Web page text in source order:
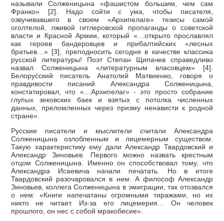
называли Солженицына «фашистом большим, чем сам
Франко» [2]. Надо сойти с ума, чтобы писателя,
озвучивавшего в своем «Архипелаге» тезисы самой
оголтелой, лживой гитлеровской пропаганды о советской
власти и Красной Армии, который «…открыто прославлял
как героев бандеровцев и прибалтийских «лесных
братьев…» [3], преподносить сегодня в качестве классика
русской литературы! Поэт Степан Щипачев справедливо
назвал Солженицына «литературным власовцем» [4].
Белорусский писатель Анатолий Матвиенко, говоря о
правдивости писаний Александра Солженицына,
констатировал, что «…Архипелаг» - это просто собрание
глупых зековских баек и взятых с потолка численных
данных, преломленных через призму ненависти к родной
стране».
Русские писатели и мыслители считали Александра
Солженицына озлобленным и лицемерным существом.
Такую характеристику ему дали Александр Твардовский и
Александр Зиновьев. Первого можно назвать крестным
отцом Солженицына. Именно он способствовал тому, что
Александра Исаевича начали печатать. Но в итоге
Твардовский разочаровался в нем. А философ Александр
Зиновьев, коллега Солженицына в эмиграции, так отозвался
о нем: «Книги напечатаны огромными тиражами, но их
никто не читает. Из-за его лицемерия… Он человек
прошлого, он нес с собой мракобесие».